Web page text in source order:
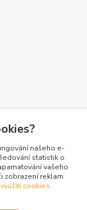
našeho e-
statistik o
vašeho
zobrazení reklam
cookies